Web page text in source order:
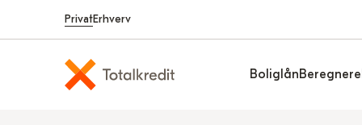
PrivatErhverv
BoliglånBeregnere